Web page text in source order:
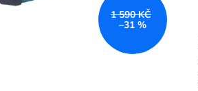
1 590 KČ
–31 %